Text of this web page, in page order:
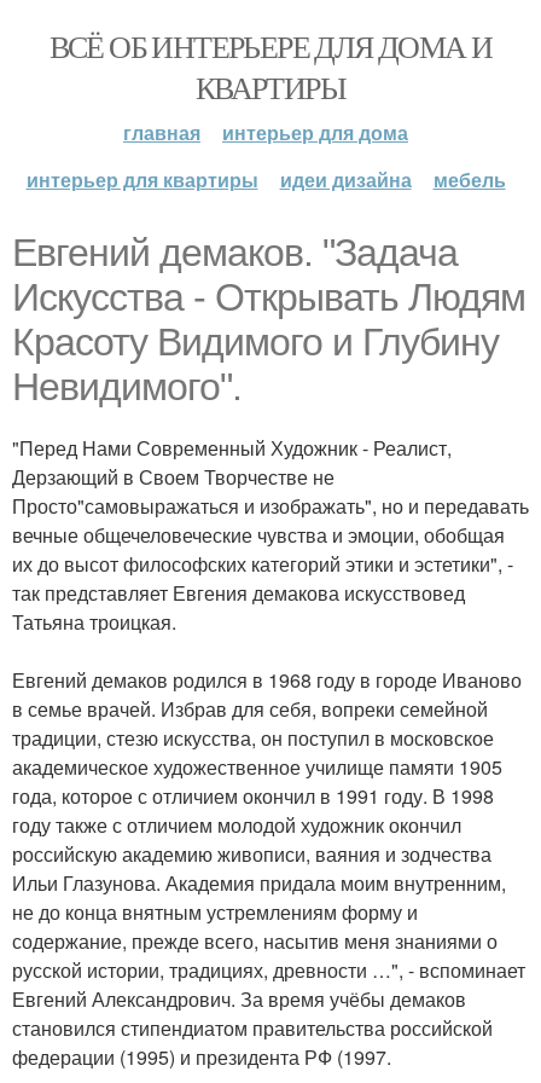
ВСЁ ОБ ИНТЕРЬЕРЕ ДЛЯ ДОМА И
КВАРТИРЫ
главная
интерьер для дома
интерьер для квартиры
идеи дизайна мебель
Евгений демаков. "Задача
Искусства - Открывать Людям
Красоту Видимого и Глубину
Невидимого".
"Перед Нами Современный Художник - Реалист,
Дерзающий в Своем Творчестве не
Просто"самовыражаться и изображать", но и передавать
вечные общечеловеческие чувства и эмоции, обобщая
их до высот философских категорий этики и эстетики", -
так представляет Евгения демакова искусствовед
Татьяна троицкая.
Евгений демаков родился в 1968 году в городе Иваново
в семье врачей. Избрав для себя, вопреки семейной
традиции, стезю искусства, он поступил в московское
академическое художественное училище памяти 1905
года, которое с отличием окончил в 1991 году. В 1998
году также с отличием молодой художник окончил
российскую академию живописи, ваяния и зодчества
Ильи Глазунова. Академия придала моим внутренним,
не до конца внятным устремлениям форму и
содержание, прежде всего, насытив меня знаниями о
русской истории, традициях, древности …", - вспоминает
Евгений Александрович. За время учёбы демаков
становился стипендиатом правительства российской
федерации (1995) и президента РФ (1997.